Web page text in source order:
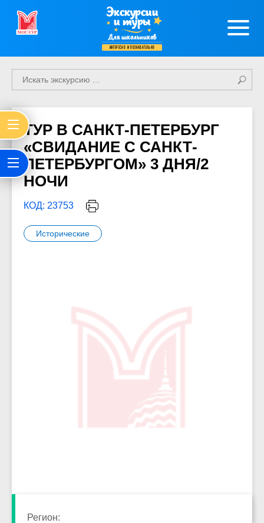
Экскурсии
и туры
Для школьников
интересно и познавательно
ТУР В САНКТ-ПЕТЕРБУРГ
«СВИДАНИЕ С САНКТ-
ПЕТЕРБУРГОМ» 3 ДНЯ/2
НОЧИ
КОД: 23753
Исторические
Регион: